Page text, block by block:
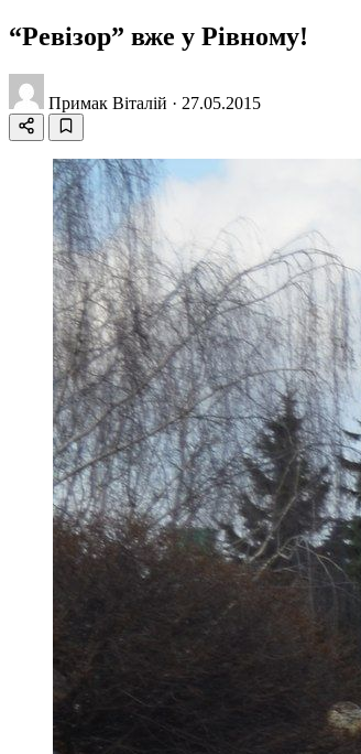
“Ревізор” вже у Рівному!
Примак Віталій · 27.05.2015